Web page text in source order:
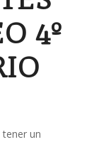
4º
un